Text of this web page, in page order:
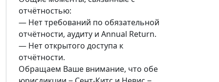
отчётностью:
— Нет требований по обязательной
отчётности, аудиту и Annual Return.
— Нет открытого доступа к
отчётности.
Обращаем Ваше внимание, что обе